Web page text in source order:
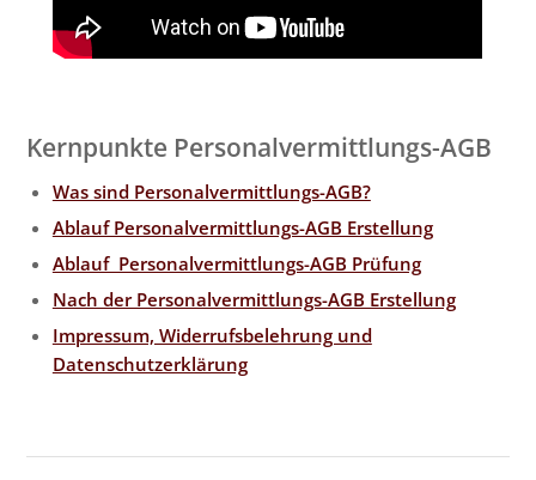
Kernpunkte Personalvermittlungs-AGB
Was sind Personalvermittlungs-AGB?
Ablauf Personalvermittlungs-AGB Erstellung
Ablauf Personalvermittlungs-AGB Prüfung
Nach der Personalvermittlungs-AGB Erstellung
Impressum, Widerrufsbelehrung und
Datenschutzerklärung